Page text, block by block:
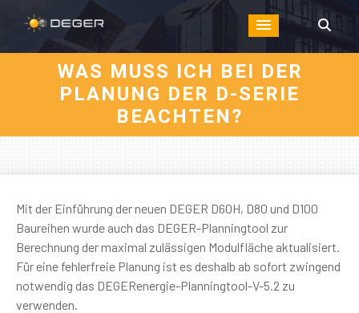
WAS MUSS ICH BEI DER
PLANUNG DER D-SERIE
BEACHTEN?
Mit der Einführung der neuen DEGER D60H, D80 und D100
Baureihen wurde auch das DEGER-Planningtool zur
Berechnung der maximal zulässigen Modulfläche aktualisiert.
Für eine fehlerfreie Planung ist es deshalb ab sofort zwingend
notwendig das DEGERenergie-Planningtool-V-5.2 zu
verwenden.